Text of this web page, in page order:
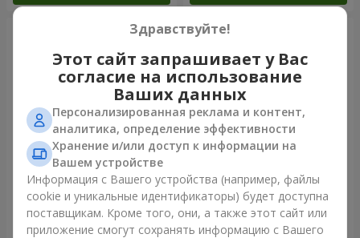
Букет "Kamaliya"
3 332 грн
Букет "Moon Dance"
2 284 грн
Здравствуйте!
Этот сайт запрашивает у Вас
согласие на использование
Ваших данных
Персонализированная реклама и контент,
аналитика, определение эффективности
Хранение и/или доступ к информации на
Вашем устройстве
Информация с Вашего устройства (например, файлы
cookie и уникальные идентификаторы) будет доступна
поставщикам. Кроме того, они, а также этот сайт или
приложение смогут сохранять информацию с Вашего